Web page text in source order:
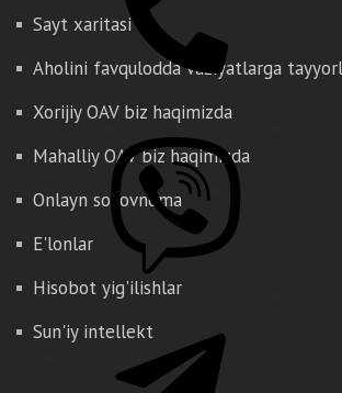
Sayt xaritasi
Aholini favqulodda vaziyatlarga
Xorijiy OAV biz haqimizda
Mahalliy OAV biz haqimizda
Onlayn so'rovnoma
E'lonlar
Hisobot yig'ilishlar
Sun'iy intellekt